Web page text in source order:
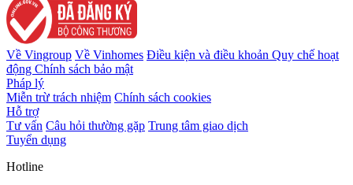
Về Vingroup Về Vinhomes Điều kiện và điều khoản Quy chế hoạt
động Chính sách bảo mật
Pháp lý
Miễn trừ trách nhiệm Chính sách cookies
Hỗ trợ
Tư vấn Câu hỏi thường gặp Trung tâm giao dịch
Tuyển dụng
Hotline